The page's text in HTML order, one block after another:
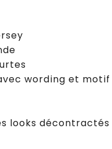
wording et motif
looks décontractés